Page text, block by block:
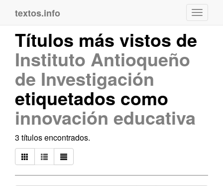
textos.info
Títulos más vistos de
Instituto Antioqueño
de Investigación
etiquetados como
innovación educativa
3 títulos encontrados.